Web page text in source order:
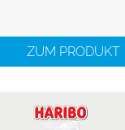
ZUM PRODUKT